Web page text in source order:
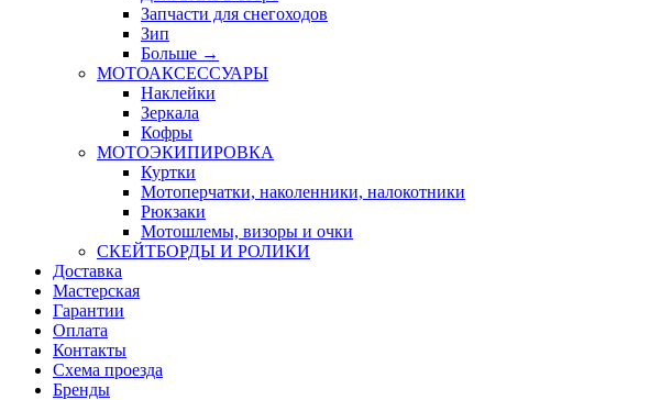
Запчасти для снегоходов
Зип
Больше →
МОТОАКСЕССУАРЫ
Наклейки
Зеркала
Кофры
МОТОЭКИПИРОВКА
Куртки
Мотоперчатки, наколенники, налокотники
Рюкзаки
Мотошлемы, визоры и очки
СКЕЙТБОРДЫ И РОЛИКИ
Доставка
Мастерская
Гарантии
Оплата
Контакты
Схема проезда
Бренды